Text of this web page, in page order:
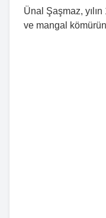
Ünal Şaşmaz,
ve mangal